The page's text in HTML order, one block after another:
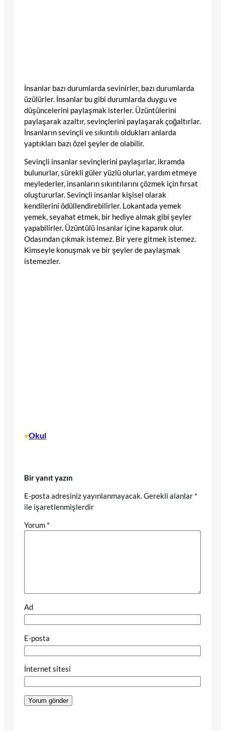
İnsanlar bazı durumlarda sevinirler, bazı durumlarda
üzülürler. İnsanlar bu gibi durumlarda duygu ve
düşüncelerini paylaşmak isterler. Üzüntülerini
paylaşarak azaltır, sevinçlerini paylaşarak çoğaltırlar.
İnsanların sevinçli ve sıkıntılı oldukları anlarda
yaptıkları bazı özel şeyler de olabilir.
Sevinçli insanlar sevinçlerini paylaşırlar, ikramda
bulunurlar, sürekli güler yüzlü olurlar, yardım etmeye
meylederler, insanların sıkıntılarını çözmek için fırsat
oluştururlar. Sevinçli insanlar kişisel olarak
kendilerini ödüllendirebilirler. Lokantada yemek
yemek, seyahat etmek, bir hediye almak gibi şeyler
yapabilirler. Üzüntülü insanlar içine kapanık olur.
Odasından çıkmak istemez. Bir yere gitmek istemez.
Kimseyle konuşmak ve bir şeyler de paylaşmak
istemezler.
•Okul
Bir yanıt yazın
E-posta adresiniz yayınlanmayacak. Gerekli alanlar *
ile işaretlenmişlerdir
Yorum *
Ad
E-posta
İnternet sitesi